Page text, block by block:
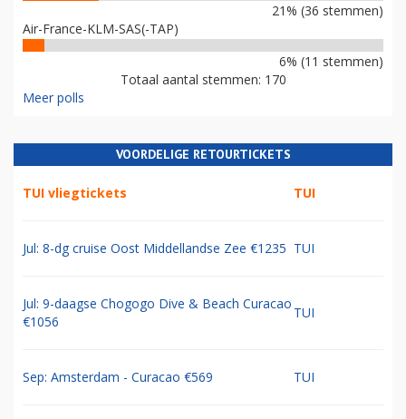
21% (36 stemmen)
Air-France-KLM-SAS(-TAP)
6% (11 stemmen)
Totaal aantal stemmen: 170
Meer polls
VOORDELIGE RETOURTICKETS
TUI vliegtickets TUI
Jul: 8-dg cruise Oost Middellandse Zee €1235 TUI
Jul: 9-daagse Chogogo Dive & Beach Curacao
€1056
TUI
Sep: Amsterdam - Curacao €569 TUI